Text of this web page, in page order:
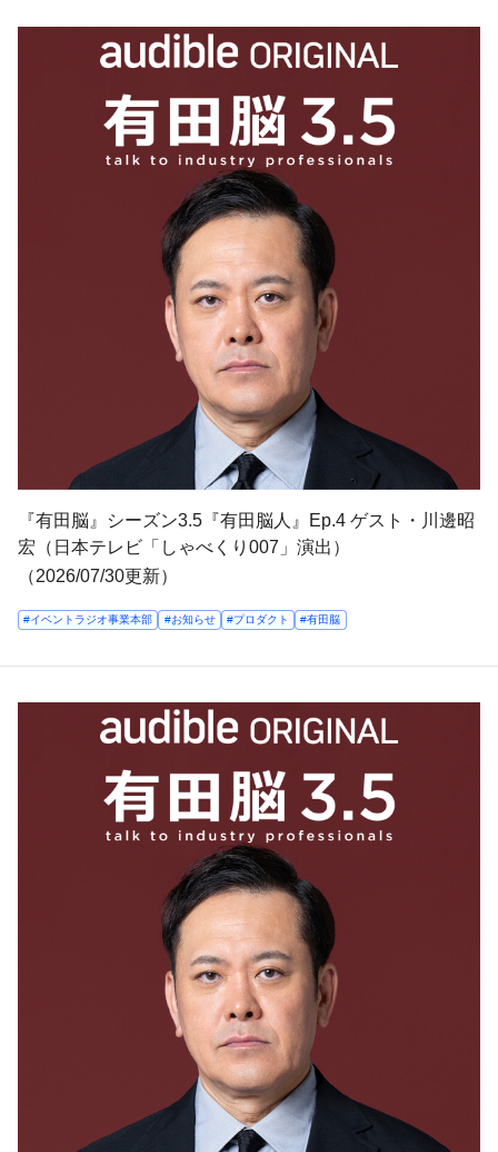
『有田脳』シーズン3.5『有田脳人』Ep.4 ゲスト・川邊昭
宏（日本テレビ「しゃべくり007」演出）
（2026/07/30更新）
#イベントラジオ事業本部 #お知らせ #プロダクト #有田脳